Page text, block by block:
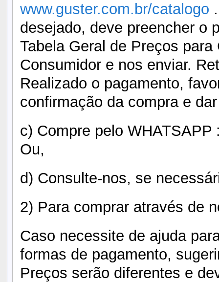
www.guster.com.br/catalogo
desejado, deve preencher o
Tabela Geral de Preços
Consumidor e nos enviar.
Realizado o pagamento,
confirmação da compra e
c) Compre pelo
Ou,
d) Consulte-nos, se
2) Para comprar através de
Caso necessite de ajuda
formas de pagamento,
Preços serão diferentes e